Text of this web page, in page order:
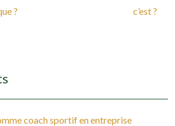
?
c’est ?
coach sportif en entreprise